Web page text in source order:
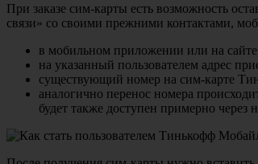
При заказе сим-карты есть возможность
связи» со своими прежними контактами,
в мобильном приложении или на
на указанный пользователем адрес
существующий номер на сим-карте
аналогично перенос номера
будет также доступен примерно через